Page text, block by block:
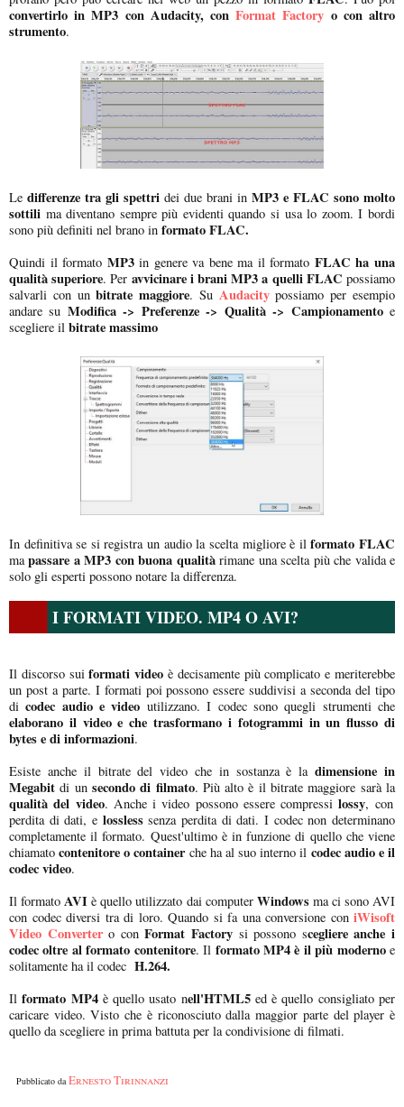
convertirlo in MP3 con Audacity, conFormat Factory o con altro
strumento.
Le differenze tra gli spettri dei due brani in MP3 e FLAC sono molto
sottili ma diventano sempre più evidenti quando si usa lo zoom. I bordi
sono più definiti nel brano in formato FLAC.
Quindi il formato MP3in genere va bene ma il formato FLAC ha una
qualità superiore. Per avvicinare i brani MP3 a quelli FLAC possiamo
salvarli con unbitrate maggiore. Su Audacitypossiamo per esempio
andare su Modifica -> Preferenze -> Qualità -> Campionamentoe
scegliere il bitrate massimo
In definitiva se si registra un audio la scelta migliore è ilformato FLAC
mapassare a MP3 con buona qualitàrimane una scelta più che valida e
solo gli esperti possono notare la differenza.
I FORMATI VIDEO. MP4 O AVI?
Il discorso suiformati video è decisamente più complicato e meriterebbe
un post a parte. I formati poi possono essere suddivisi a seconda del tipo
dicodec audio e video utilizzano. I codec sono quegli strumenti che
elaborano il video e che trasformano i fotogrammi in un flusso di
bytes e di informazioni.
Esiste anche il bitrate del video che in sostanza è ladimensione in
Megabit di un secondo di filmato. Più alto è il bitrate maggiore sarà la
qualità del video. Anche i video possono essere compressi lossy, con
perdita di dati, e losslesssenza perdita di dati. I codec non determinano
completamente il formato. Quest'ultimo è in funzione di quello che viene
chiamatocontenitore o containerche ha al suo interno il codec audio e il
codec video.
Il formato AVI è quello utilizzato dai computer Windowsma ci sono AVI
con codec diversi tra di loro. Quando si fa una conversione con iWisoft
Video Convertero conFormat Factory si possono scegliere anche i
codec oltre al formato contenitore. Il formato MP4 è il più modernoe
solitamente ha il codec H.264.
Ilformato MP4è quello usato nell'HTML5ed è quello consigliato per
caricare video. Visto che è riconosciuto dalla maggior parte del player è
quello da scegliere in prima battuta per la condivisione di filmati.
Pubblicato daErnesto Tirinnanzi